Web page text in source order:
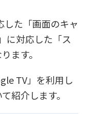
た「画面のキャ
に対応した「ス
ます。
TV」を利用し
紹介します。